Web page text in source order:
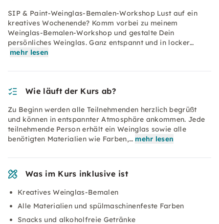
SIP & Paint-Weinglas-Bemalen-Workshop Lust auf ein
kreatives Wochenende? Komm vorbei zu meinem
Weinglas-Bemalen-Workshop und gestalte Dein
persönliches Weinglas. Ganz entspannt und in locker…
mehr lesen
Wie läuft der Kurs ab?
Zu Beginn werden alle Teilnehmenden herzlich begrüßt
und können in entspannter Atmosphäre ankommen. Jede
teilnehmende Person erhält ein Weinglas sowie alle
benötigten Materialien wie Farben,… mehr lesen
Was im Kurs inklusive ist
Kreatives Weinglas-Bemalen
Alle Materialien und spülmaschinenfeste Farben
Snacks und alkoholfreie Getränke